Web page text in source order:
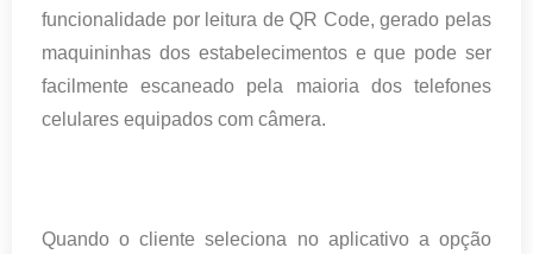
funcionalidade por leitura de QR Code, gerado pelas
maquininhas dos estabelecimentos e que pode ser
facilmente escaneado pela maioria dos telefones
celulares equipados com câmera.
Quando o cliente seleciona no aplicativo a opção